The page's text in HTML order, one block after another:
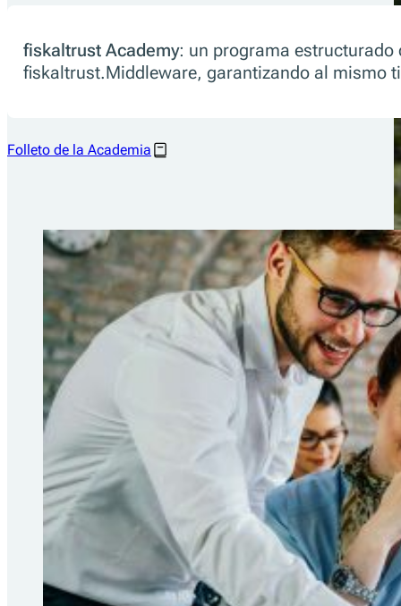
fiskaltrust Academy: un programa estructurado
fiskaltrust.Middleware, garantizando al mismo
Folleto de la Academia